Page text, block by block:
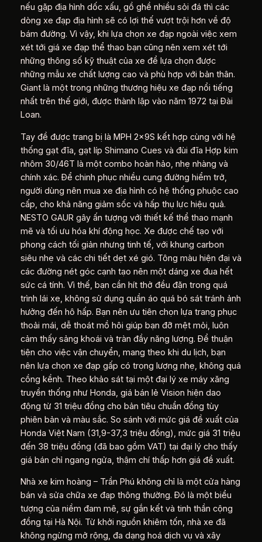
nếu gặp địa hình dốc xấu, gồ ghề nhiều sỏi đá thì các
dòng xe đạp địa hình sẽ có lợi thế vượt trội hơn về độ
bám đường. Vì vậy, khi lựa chọn xe đạp ngoài việc xem
xét tới giá xe đạp thể thao bạn cũng nên xem xét tới
những thông số kỹ thuật của xe để lựa chọn được
những mẫu xe chất lượng cao và phù hợp với bản thân.
Giant là một trong những thương hiệu xe đạp nổi tiếng
nhất trên thế giới, được thành lập vào năm 1972 tại Đài
Loan.
Tay đề được trang bị là MPH 2x9S kết hợp cùng với hệ
thống gạt đĩa, gạt líp Shimano Cues và đùi đĩa Hợp kim
nhôm 30/46T là một combo hoàn hảo, nhẹ nhàng và
chính xác. Để chinh phục nhiều cung đường hiểm trở,
người dùng nên mua xe địa hình có hệ thống phuộc cao
cấp, cho khả năng giảm sốc và hấp thụ lực hiệu quả.
NESTO GAUR gây ấn tượng với thiết kế thể thao mạnh
mẽ và tối ưu hóa khí động học. Xe được chế tạo với
phong cách tối giản nhưng tinh tế, với khung carbon
siêu nhẹ và các chi tiết dẹt xé gió. Tông màu hiện đại và
các đường nét góc cạnh tạo nên một dáng xe đua hết
sức cá tính. Vì thế, bạn cần hít thở đều đặn trong quá
trình lái xe, không sử dụng quần áo quá bó sát tránh ảnh
hưởng đến hô hấp. Bạn nên ưu tiên chọn lựa trang phục
thoải mái, dễ thoát mồ hôi giúp bạn đỡ mệt mỏi, luôn
cảm thấy sảng khoái và tràn đầy năng lượng. Để thuận
tiện cho việc vận chuyển, mang theo khi du lịch, bạn
nên lựa chọn xe đạp gấp có trọng lượng nhẹ, không quá
cồng kềnh. Theo khảo sát tại một đại lý xe máy xăng
truyền thống như Honda, giá bán lẻ Vision hiện dao
động từ 31 triệu đồng cho bản tiêu chuẩn đồng tùy
phiên bản và màu sắc. So sánh với mức giá đề xuất của
Honda Việt Nam (31,9-37,3 triệu đồng), mức giá 31 triệu
đến 38 triệu đồng (đã bao gồm VAT) tại đại lý cho thấy
giá bán chỉ ngang ngửa, thậm chí thấp hơn giá đề xuất.
Nhà xe kim hoàng – Trần Phú không chỉ là một cửa hàng
bán và sửa chữa xe đạp thông thường. Đó là một biểu
tượng của niềm đam mê, sự gắn kết và tinh thần cộng
đồng tại Hà Nội. Từ khởi nguồn khiêm tốn, nhà xe đã
không ngừng mở rộng, đa dạng hoá dịch vụ và xây